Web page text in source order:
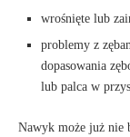
wrośnięte lub
problemy z
dopasowania
lub palca w
Nawyk może już nie